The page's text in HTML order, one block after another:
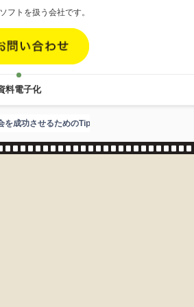
フトを扱う会社です。
料電子化
はこちら